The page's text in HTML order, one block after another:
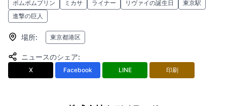
ポムポムプリン
ミカサ ライナー リヴァイの誕生日
東京駅
進撃の巨人
場所: 東京都港区
ニュースのシェア:
X Facebook LINE 印刷